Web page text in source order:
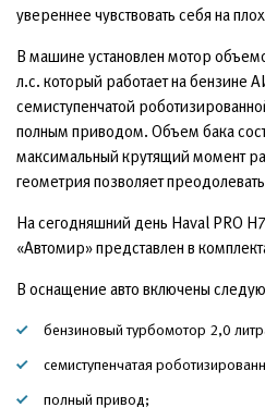
увереннее чувствовать себя на
В машине установлен мотор
л.с. который работает на бензине
семиступенчатой
полным приводом. Объем бака
максимальный крутящий момент
геометрия позволяет
На сегодняшний день Haval PRO
«Автомир» представлен в
В оснащение авто включены
бензиновый турбомотор 2,0
семиступенчатая
полный привод;